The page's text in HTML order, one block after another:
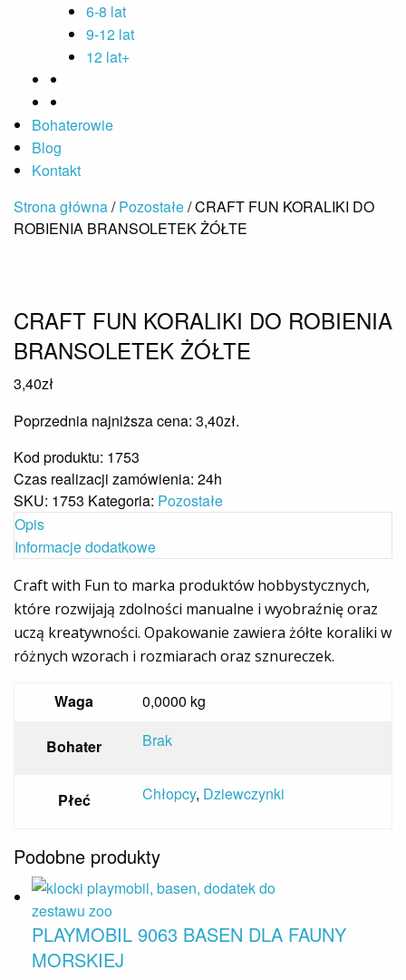
6-8 lat
9-12 lat
12 lat+
Bohaterowie
Blog
Kontakt
Strona główna/Pozostałe/ CRAFT FUN KORALIKI DO
ROBIENIA BRANSOLETEK ŻÓŁTE
CRAFT FUN KORALIKI DO ROBIENIA
BRANSOLETEK ŻÓŁTE
3,40zł
Poprzednia najniższa cena: 3,40zł.
Kod produktu: 1753
Czas realizacji zamówienia: 24h
SKU: 1753 Kategoria: Pozostałe
Opis
Informacje dodatkowe
Craft with Fun to marka produktów hobbystycznych,
które rozwijają zdolności manualne i wyobraźnię oraz
uczą kreatywności. Opakowanie zawiera żółte koraliki w
różnych wzorach i rozmiarach oraz sznureczek.
Waga 0,0000 kg
Bohater Brak
Płeć Chłopcy, Dziewczynki
Podobne produkty
PLAYMOBIL 9063 BASEN DLA FAUNY
MORSKIEJ